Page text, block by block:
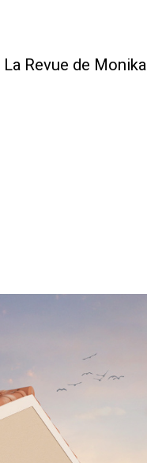
La Revue de Monika